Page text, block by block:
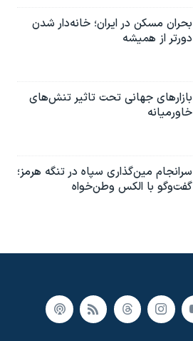
بحران مسکن در ایران؛ خانه‌دار شدن
دورتر از همیشه
بازارهای جهانی تحت تاثیر تنش‌های
خاورمیانه
سرانجام مین‌گذاری‌ سپاه در تنگه هرمز؛
گفت‌وگو با الکس وطن‌خواه